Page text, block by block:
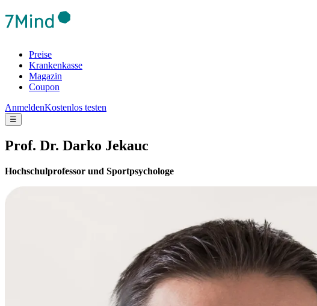
Preise
Krankenkasse
Magazin
Coupon
AnmeldenKostenlos testen
☰
Prof. Dr. Darko Jekauc
Hochschulprofessor und Sportpsychologe